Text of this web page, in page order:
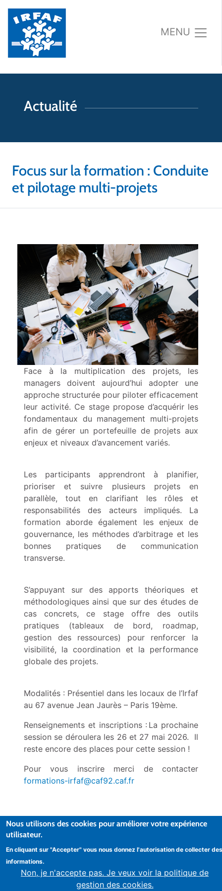
MENU
Actualité
Focus sur la formation : Conduite
et pilotage multi-projets
Face à la multiplication des projets, les
managers doivent aujourd’hui adopter une
approche structurée pour piloter efficacement
leur activité. Ce stage propose d’acquérir les
fondamentaux du management multi-projets
afin de gérer un portefeuille de projets aux
enjeux et niveaux d’avancement variés.
Les participants apprendront à planifier,
prioriser et suivre plusieurs projets en
parallèle, tout en clarifiant les rôles et
responsabilités des acteurs impliqués. La
formation aborde également les enjeux de
gouvernance, les méthodes d’arbitrage et les
bonnes pratiques de communication
transverse.
S’appuyant sur des apports théoriques et
méthodologiques ainsi que sur des études de
cas concrets, ce stage offre des outils
pratiques (tableaux de bord, roadmap,
gestion des ressources) pour renforcer la
visibilité, la coordination et la performance
globale des projets.
Modalités : Présentiel dans les locaux de l’Irfaf
au 67 avenue Jean Jaurès – Paris 19ème.
Renseignements et inscriptions : La prochaine
session se déroulera les 26 et 27 mai 2026. Il
reste encore des places pour cette session !
Pour vous inscrire merci de contacter
formations-irfaf@caf92.caf.fr
© IRFAF - L’Institut régional de formation des allocations
Mentions légales
Nous utilisons des cookies pour améliorer votre expérience
utilisateur.
En cliquant sur "Accepter" vous nous donnez l'autorisation de collecter des
informations.
Non, je n'accepte pas. Je veux voir la politique de
gestion des cookies.